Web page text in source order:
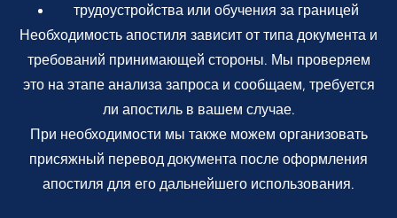
трудоустройства или обучения за границей
Необходимость апостиля зависит от типа документа и
требований принимающей стороны. Мы проверяем
это на этапе анализа запроса и сообщаем, требуется
ли апостиль в вашем случае.
При необходимости мы также можем организовать
присяжный перевод документа после оформления
апостиля для его дальнейшего использования.